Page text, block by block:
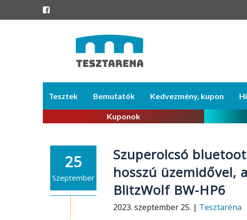
content
Tesztek Bemutatók Kedvezmény, kupon
Kuponok
25
Szeptember
Szuperolcsó
hosszú üzemidővel,
BlitzWolf BW-HP6
2023. szeptember 25. | Tesztaréna